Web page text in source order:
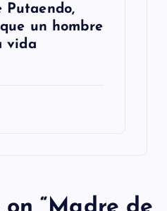
Putaendo,
un hombre
vida